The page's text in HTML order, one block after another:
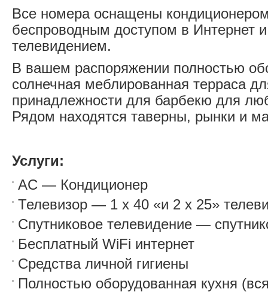
Все номера оснащены
беспроводным доступом в Интернет
телевидением.
В вашем распоряжении полностью
солнечная меблированная терраса
принадлежности для барбекю для
Рядом находятся таверны, рынки и
Услуги:
AC — Кондиционер
Телевизор — 1 х 40 «и 2 х 25»
Спутниковое телевидение —
Бесплатный WiFi интернет
Средства личной гигиены
Полностью оборудованная кухня